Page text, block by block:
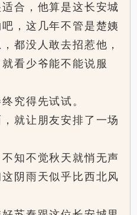
合，他算是这长安城
，这几年不管是楚姨
都没人敢去招惹他，
看少爷能不能说服
究得先试试。
让朋友安排了一场
知不觉秋天就悄无声
阴雨天似乎比西北风